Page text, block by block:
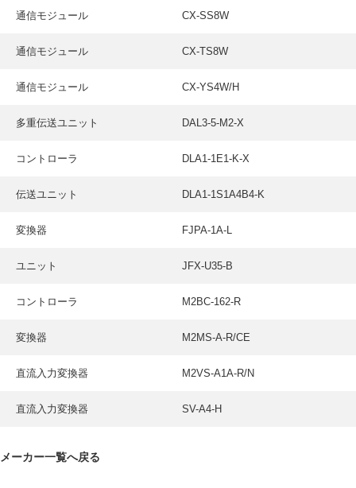
通信モジュール CX-SS8W
通信モジュール CX-TS8W
通信モジュール CX-YS4W/H
多重伝送ユニット DAL3-5-M2-X
コントローラ DLA1-1E1-K-X
伝送ユニット DLA1-1S1A4B4-K
変換器 FJPA-1A-L
ユニット JFX-U35-B
コントローラ M2BC-162-R
変換器 M2MS-A-R/CE
直流入力変換器 M2VS-A1A-R/N
直流入力変換器 SV-A4-H
メーカー一覧へ戻る